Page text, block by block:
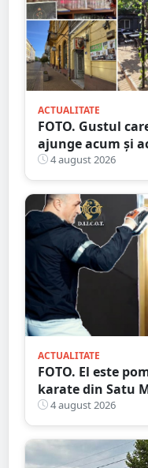
ACTUALITATE
FOTO. Gustul
ajunge acum și
(fosta Zahana)
4 august 2026
ACTUALITATE
FOTO. El este
karate din Satu
intimă asupra
4 august 2026